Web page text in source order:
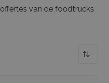
offertes van de foodtrucks